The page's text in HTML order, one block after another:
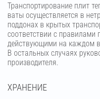
Транспортирование плит
ваты осуществляется в
поддонах в крытых
соответствии с правилами
действующими на каждом
В остальных случаях
производителя.
ХРАНЕНИЕ